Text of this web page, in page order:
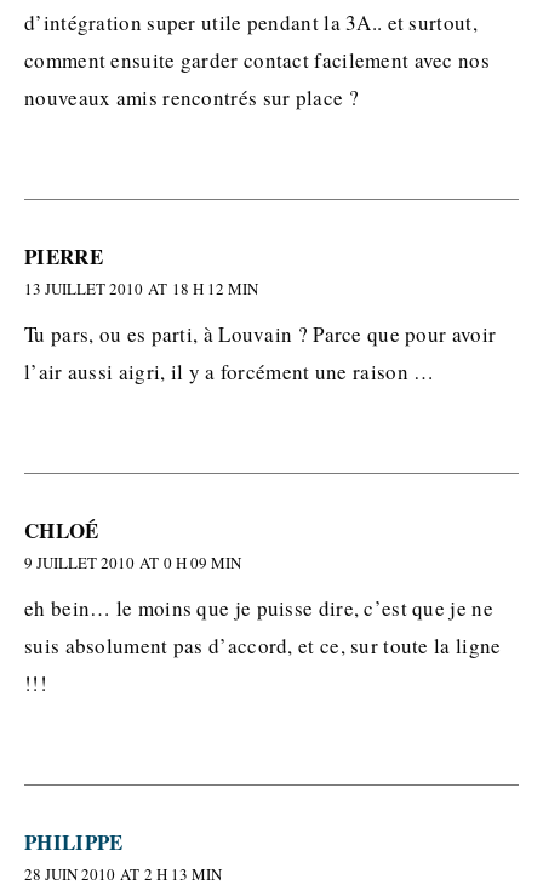
d’intégration super utile pendant la 3A.. et surtout,
comment ensuite garder contact facilement avec nos
nouveaux amis rencontrés sur place ?
PIERRE
13 JUILLET 2010 AT 18 H 12 MIN
Tu pars, ou es parti, à Louvain ? Parce que pour avoir
l’air aussi aigri, il y a forcément une raison …
CHLOÉ
9 JUILLET 2010 AT 0 H 09 MIN
eh bein… le moins que je puisse dire, c’est que je ne
suis absolument pas d’accord, et ce, sur toute la ligne
!!!
PHILIPPE
28 JUIN 2010 AT 2 H 13 MIN